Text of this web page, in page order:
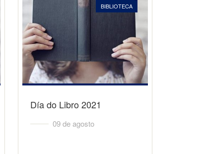
BIBLIOTECA
Día do Libro 2021
09 de agosto